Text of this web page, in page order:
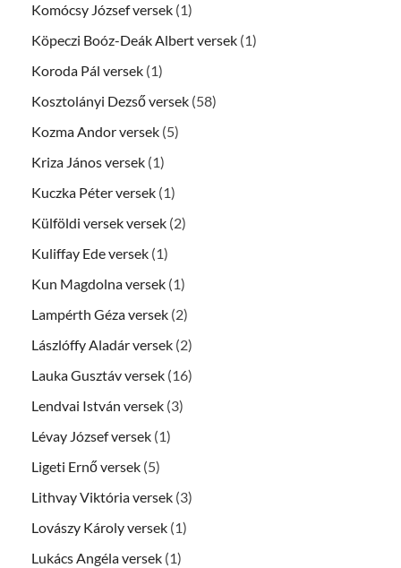
Komócsy József versek (1)
Köpeczi Boóz-Deák Albert versek (1)
Koroda Pál versek (1)
Kosztolányi Dezső versek (58)
Kozma Andor versek (5)
Kriza János versek (1)
Kuczka Péter versek (1)
Külföldi versek versek (2)
Kuliffay Ede versek (1)
Kun Magdolna versek (1)
Lampérth Géza versek (2)
Lászlóffy Aladár versek (2)
Lauka Gusztáv versek (16)
Lendvai István versek (3)
Lévay József versek (1)
Ligeti Ernő versek (5)
Lithvay Viktória versek (3)
Lovászy Károly versek (1)
Lukács Angéla versek (1)